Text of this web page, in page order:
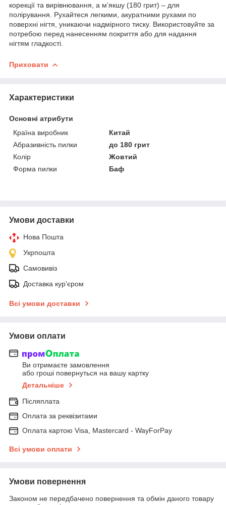
корекції та вирівнювання, а м’якшу (180 грит) – для
полірування. Рухайтеся легкими, акуратними рухами по
поверхні нігтя, уникаючи надмірного тиску. Використовуйте за
потребою перед нанесенням покриття або для надання
нігтям гладкості.
Приховати
Характеристики
Основні атрибути
Країна виробник
Китай
Абразивність пилки
до 180 грит
Колір
Жовтий
Форма пилки
Баф
Умови доставки
Нова Пошта
Укрпошта
Самовивіз
Доставка кур'єром
Всі умови доставки
Умови оплати
Ви отримаєте замовлення
або гроші повернуться на вашу картку
Детальніше
Післяплата
Оплата за реквізитами
Оплата картою Visa, Mastercard - WayForPay
Всі умови оплати
Умови повернення
Законом не передбачено повернення та обмін даного товару